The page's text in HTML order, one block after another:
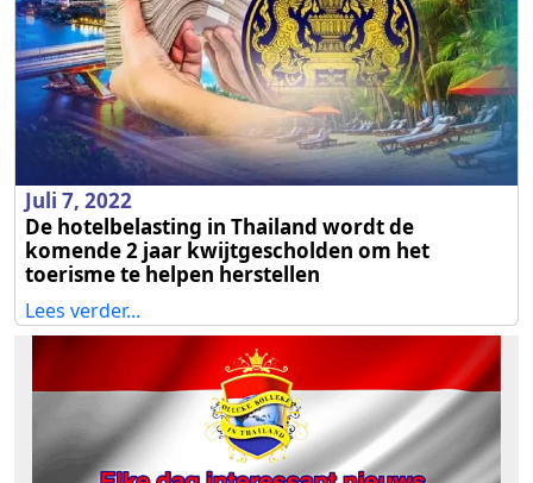
Juli 7, 2022
De hotelbelasting in Thailand wordt de
komende 2 jaar kwijtgescholden om het
toerisme te helpen herstellen
Lees verder...